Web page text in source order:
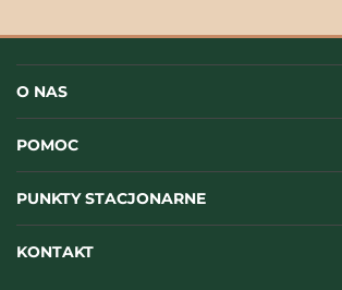
O NAS
POMOC
PUNKTY STACJONARNE
KONTAKT